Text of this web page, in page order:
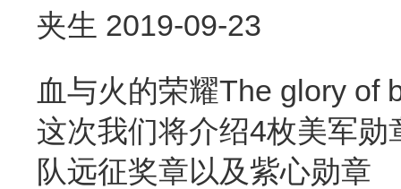
夹生 2019-09-23
血与火的荣耀The glory
这次我们将介绍4枚美军
队远征奖章以及紫心勋章